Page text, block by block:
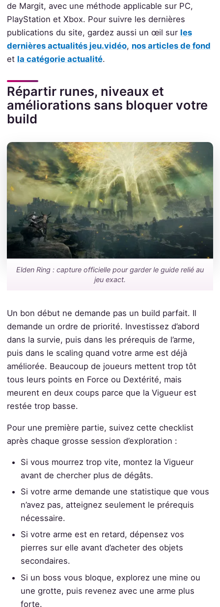
de Margit, avec une méthode applicable sur PC,
PlayStation et Xbox. Pour suivre les dernières
publications du site, gardez aussi un œil sur les
dernières actualités jeu.vidéo, nos articles de fond
et la catégorie actualité.
Répartir runes, niveaux et
améliorations sans bloquer votre
build
Elden Ring : capture officielle pour garder le guide relié au
jeu exact.
Un bon début ne demande pas un build parfait. Il
demande un ordre de priorité. Investissez d’abord
dans la survie, puis dans les prérequis de l’arme,
puis dans le scaling quand votre arme est déjà
améliorée. Beaucoup de joueurs mettent trop tôt
tous leurs points en Force ou Dextérité, mais
meurent en deux coups parce que la Vigueur est
restée trop basse.
Pour une première partie, suivez cette checklist
après chaque grosse session d’exploration :
Si vous mourrez trop vite, montez la Vigueur
avant de chercher plus de dégâts.
Si votre arme demande une statistique que vous
n’avez pas, atteignez seulement le prérequis
nécessaire.
Si votre arme est en retard, dépensez vos
pierres sur elle avant d’acheter des objets
secondaires.
Si un boss vous bloque, explorez une mine ou
une grotte, puis revenez avec une arme plus
forte.